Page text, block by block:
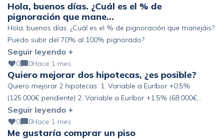
Hola, buenos días. ¿Cuál es el % de
pignoración que mane…
Hola, buenos días. ¿Cuál es el % de pignoración que manejáis?
Puedo subir del 70% al 100% pignorado?
Seguir leyendo +
0 0Hace 1 mes
Quiero mejorar dos hipotecas, ¿es posible?
Quiero mejorar 2 hipotecas: 1. Variable a Euríbor +0,5%
(125.000€ pendiente) 2. Variable a Euríbor +1,5% (68.000€
pendiente) Altos ingresos y ahorro, pero fuera de España. ¿Se
podría mejorar?
Seguir leyendo +
0 0Hace 1 mes
Me gustaría comprar un piso